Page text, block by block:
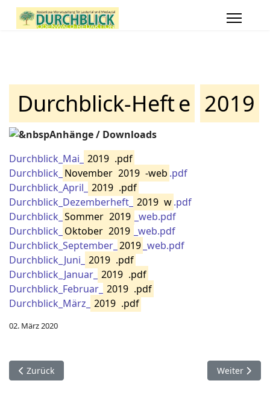
Durchblick-Hefte 2019
&nbspAnhänge / Downloads
Durchblick_Mai_
2019 .pdf
Durchblick_ November 2019 -web .pdf
Durchblick_April_
2019 .pdf
Durchblick_Dezemberheft_ 2019 w.pdf
Durchblick_ Sommer 2019 _web.pdf
Durchblick_ Oktober 2019 _web.pdf
Durchblick_September_ 2019 _web.pdf
Durchblick_Juni_
2019 .pdf
Durchblick_Januar_ 2019 .pdf
Durchblick_Februar_ 2019 .pdf
Durchblick_März_
2019 .pdf
02. März 2020
Vorheriger Beitrag: Durchblick Heft Oktober 2012
Zurück Nächster
Weiter